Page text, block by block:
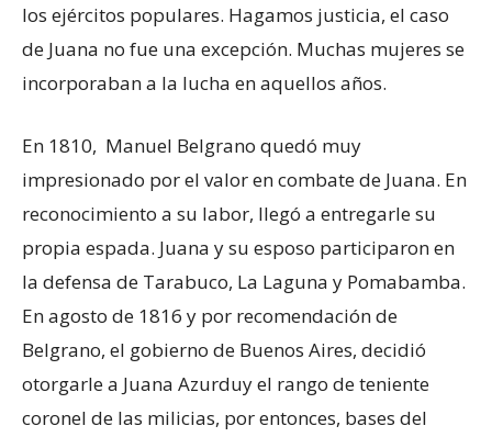
los ejércitos populares. Hagamos justicia, el caso
de Juana no fue una excepción. Muchas mujeres se
incorporaban a la lucha en aquellos años.
En 1810, Manuel Belgrano quedó muy
impresionado por el valor en combate de Juana. En
reconocimiento a su labor, llegó a entregarle su
propia espada. Juana y su esposo participaron en
la defensa de Tarabuco, La Laguna y Pomabamba.
En agosto de 1816 y por recomendación de
Belgrano, el gobierno de Buenos Aires, decidió
otorgarle a Juana Azurduy el rango de teniente
coronel de las milicias, por entonces, bases del